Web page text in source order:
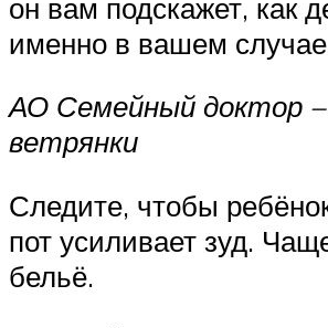
он вам подскажет, как
именно в вашем
АО Семейный доктор –
ветрянки
Следите, чтобы
пот усиливает зуд.
бельё.